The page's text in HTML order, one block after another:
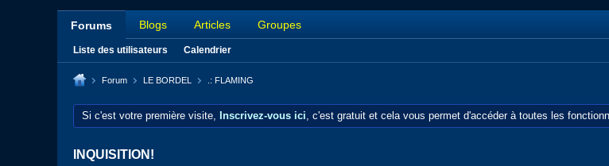
Forums Blogs Articles Groupes
Liste des utilisateurs Calendrier
Forum LE BORDEL .: FLAMING
Si c'est votre première visite, Inscrivez-vous ici, c'est gratuit et cela vous permet d'accéder à toutes les
INQUISITION!